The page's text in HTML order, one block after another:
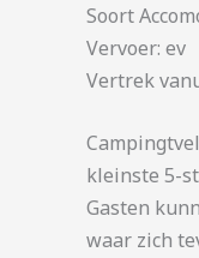
Soort
Vervoer: ev
Vertrek
kleinste 5-
Gasten
waar zich